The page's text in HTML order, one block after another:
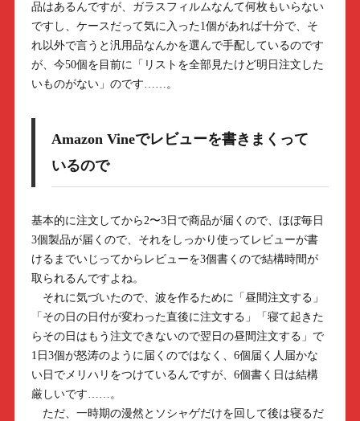
品はあるんですが、ガラスフィルムなんて何枚もいらない
ですし、ケースだって気に入った1個があれば十分で、そ
れ以外で言うと汎用品なんかを選んで手配しているのです
が、今50個を目前に「リストを全部見たけど明日注文した
いものがない」のです……。
Amazon Vineでレビューを書きまくって
いるので
基本的に注文してから2〜3日で商品が届くので、ほぼ毎日
3個製品が届くので、それをしっかり使ってレビューが書
けるまでいじってからレビューを3個書くので結構時間が
取られるんですよね。
それに気づいたので、波を作るために「昼間注文する」
「その日の日付が変わった直後に注文する」「寝て起きた
らその日はもう注文できないので翌日の昼間注文する」で
1日3個が怒涛のように届くのではなく、6個届く人届かな
い日でメリハリをつけているんですが、6個書く日は結構
厳しいです……。
ただ、一時期の漫然とソシャゲだけを回して後は寝るだ